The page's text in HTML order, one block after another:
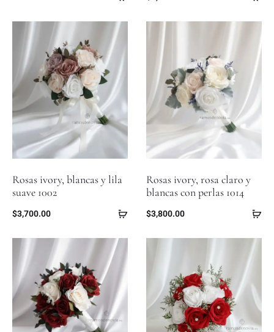
Rosas ivory, blancas y lila
suave 1002
$3,700.00
Rosas ivory, rosa claro y
blancas con perlas 1014
$3,800.00